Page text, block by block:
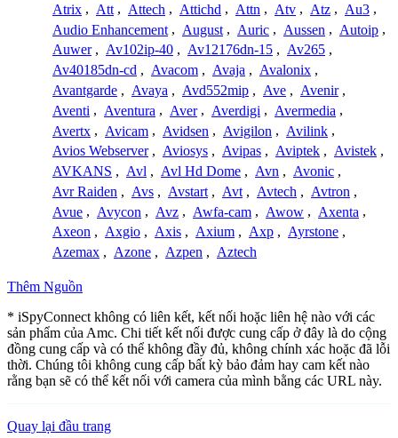
Atrix , Att , Attech , Attichd , Attn , Atv , Atz , Au3 ,
Audio Enhancement , August , Auric , Aussen , Autoip ,
Auwer , Av102ip-40 , Av12176dn-15 , Av265 ,
Av40185dn-cd , Avacom , Avaja , Avalonix ,
Avantgarde , Avaya , Avd552mip , Ave , Avenir ,
Aventi , Aventura , Aver , Averdigi , Avermedia ,
Avertx , Avicam , Avidsen , Avigilon , Avilink ,
Avios Webserver , Aviosys , Avipas , Aviptek , Avistek ,
AVKANS , Avl , Avl Hd Dome , Avn , Avonic ,
Avr Raiden , Avs , Avstart , Avt , Avtech , Avtron ,
Avue , Avycon , Avz , Awfa-cam , Awow , Axenta ,
Axeon , Axgio , Axis , Axium , Axp , Ayrstone ,
Azemax , Azone , Azpen , Aztech
Thêm Nguồn
* iSpyConnect không có liên kết, kết nối hoặc liên hệ nào với các
sản phẩm của Amc. Chi tiết kết nối được cung cấp ở đây là do cộng
đồng cung cấp và có thể không đầy đủ, không chính xác hoặc đã lỗi
thời. Chúng tôi không cung cấp bất kỳ bảo đảm hay cam kết nào
rằng bạn sẽ có thể kết nối với camera của mình bằng các URL này.
Quay lại đầu trang